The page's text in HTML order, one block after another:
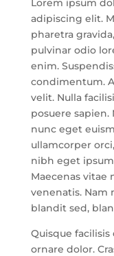
Lorem ipsum
adipiscing elit.
pharetra
pulvinar odio
enim.
condimentum.
velit. Nulla
posuere sapien.
nunc eget
ullamcorper
nibh eget
Maecenas vitae
venenatis. Nam
blandit sed,
Quisque facilisis
ornare dolor.